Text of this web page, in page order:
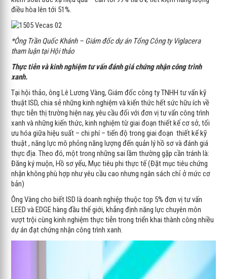
điều hòa lên tới 51%.
*Ông Trần Quốc Khánh – Giám đốc dự án Tổng Công ty Viglacera
tham luận tại Hội thảo
Thực tiễn và kinh nghiệm tư vấn đánh giá chứng nhận công trình
xanh.
Tại hội thảo, ông Lê Lương Vàng, Giám đốc công ty TNHH tư vấn kỹ
thuật ISD, chia sẻ những kinh nghiệm và kiến thức hết sức hữu ích về
thực tiễn thị trường hiện nay, yêu cầu đối với đơn vị tư vấn công trình
xanh và những kiến thức, kinh nghiệm từ giai đoạn thiết kế cơ sở, tối
ưu hóa giữa hiệu suất – chi phí – tiến độ trong giai đoạn thiết kế kỹ
thuật , năng lực mô phỏng năng lượng đến quản lý hồ sơ và đánh giá
thực địa. Theo đó, một trong những sai lầm thường gặp cần tránh là:
Đăng ký muộn, Hồ sơ yếu, Mục tiêu phi thực tế (Đặt mục tiêu chứng
nhận không phù hợp như yêu cầu cao nhưng ngân sách chỉ ở mức cơ
bản)
Ông Vàng cho biết ISD là doanh nghiệp thuộc top 5% đơn vị tư vấn
LEED và EDGE hàng đầu thế giới, khẳng định năng lực chuyên môn
vượt trội cùng kinh nghiệm thực tiễn trong triển khai thành công nhiều
dự án đạt chứng nhận công trình xanh.